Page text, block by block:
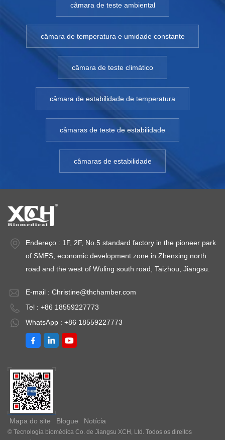
câmara de teste ambiental
câmara de temperatura e umidade constante
câmara de teste climático
câmara de estabilidade de temperatura
câmaras de teste de estabilidade
câmaras de estabilidade
Endereço : 1F, 2F, No.5 standard factory in the pioneer park
of SMES, economic development zone in Zhenxing north
road and the west of Wuling south road, Taizhou, Jiangsu.
E-mail : Christine@thchamber.com
Tel : +86 18559227773
WhatsApp : +86 18559227773
Mapa do site Blogue Notícia
© Tecnologia biomédica Co. de Jiangsu XCH, Ltd. Todos os direitos